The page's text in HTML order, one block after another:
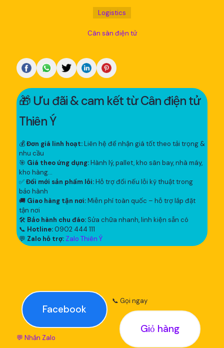
Logistics
Cân sàn điện tử
🎁 Ưu đãi & cam kết từ Cân điện tử
Thiên Ý
💰Đơn giá linh hoạt:Liên hệ để nhận giá tốt theo tải trọng &
nhu cầu
🎯 Giá theo ứng dụng:Hành lý, pallet, kho sân bay, nhà máy,
kho hàng...
✅Đổi mới sản phẩm lỗi:Hỗ trợ đổi nếu lỗi kỹ thuật trong
bảo hành
🚚 Giao hàng tận nơi:Miễn phí toàn quốc – hỗ trợ lắp đặt
tận nơi
🛠 Bảo hành chu đáo: Sửa chữa nhanh, linh kiện sẵn có
📞 Hotline: 0902 444 111
💬 Zalo hỗ trợ: Zalo Thiên Ý
Facebook
💬 Nhắn Zalo
📞 Gọi ngay
Giỏ hàng